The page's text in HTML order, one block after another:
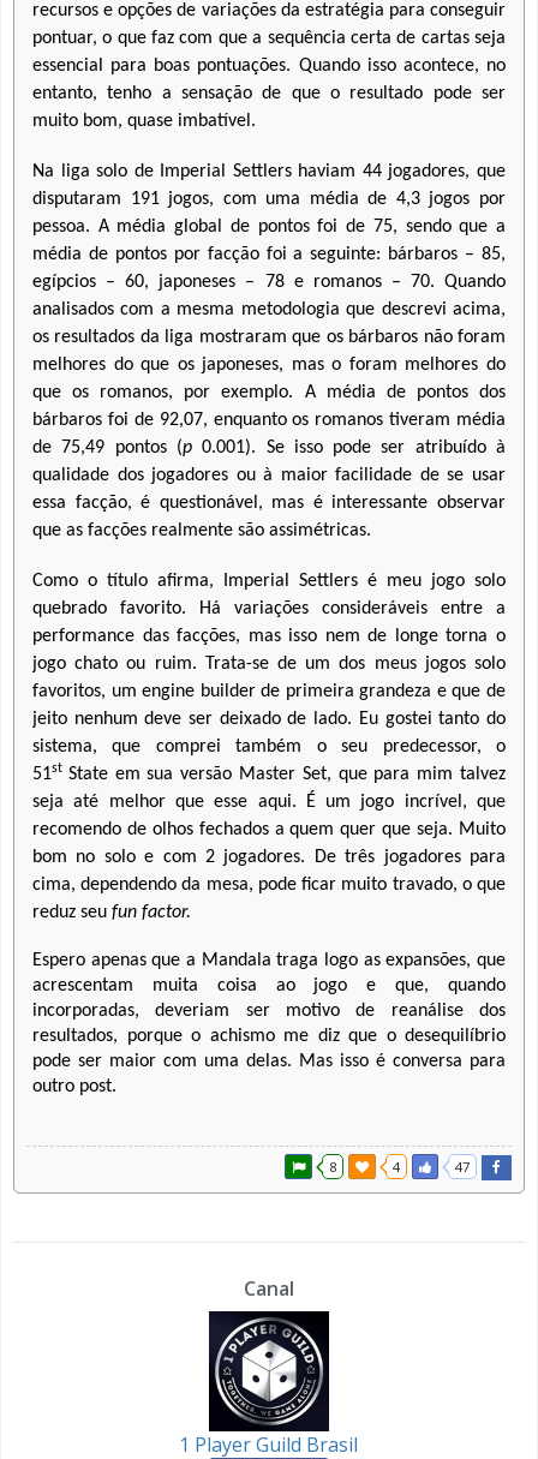
recursos e opções de variações da estratégia para conseguir
pontuar, o que faz com que a sequência certa de cartas seja
essencial para boas pontuações. Quando isso acontece, no
entanto, tenho a sensação de que o resultado pode ser
muito bom, quase imbatível.
Na liga solo de Imperial Settlers haviam 44 jogadores, que
disputaram 191 jogos, com uma média de 4,3 jogos por
pessoa. A média global de pontos foi de 75, sendo que a
média de pontos por facção foi a seguinte: bárbaros – 85,
egípcios – 60, japoneses – 78 e romanos – 70. Quando
analisados com a mesma metodologia que descrevi acima,
os resultados da liga mostraram que os bárbaros não foram
melhores do que os japoneses, mas o foram melhores do
que os romanos, por exemplo. A média de pontos dos
bárbaros foi de 92,07, enquanto os romanos tiveram média
de 75,49 pontos (p0.001). Se isso pode ser atribuído à
qualidade dos jogadores ou à maior facilidade de se usar
essa facção, é questionável, mas é interessante observar
que as facções realmente são assimétricas.
Como o título afirma, Imperial Settlers é meu jogo solo
quebrado favorito. Há variações consideráveis entre a
performance das facções, mas isso nem de longe torna o
jogo chato ou ruim. Trata-se de um dos meus jogos solo
favoritos, um engine builder de primeira grandeza e que de
jeito nenhum deve ser deixado de lado. Eu gostei tanto do
sistema, que comprei também o seu predecessor, o
51st State em sua versão Master Set, que para mim talvez
seja até melhor que esse aqui. É um jogo incrível, que
recomendo de olhos fechados a quem quer que seja. Muito
bom no solo e com 2 jogadores. De três jogadores para
cima, dependendo da mesa, pode ficar muito travado, o que
reduz seu fun factor.
Espero apenas que a Mandala traga logo as expansões, que
acrescentam muita coisa ao jogo e que, quando
incorporadas, deveriam ser motivo de reanálise dos
resultados, porque o achismo me diz que o desequilíbrio
pode ser maior com uma delas. Mas isso é conversa para
outro post.
8 4 47
Canal
1 Player Guild Brasil